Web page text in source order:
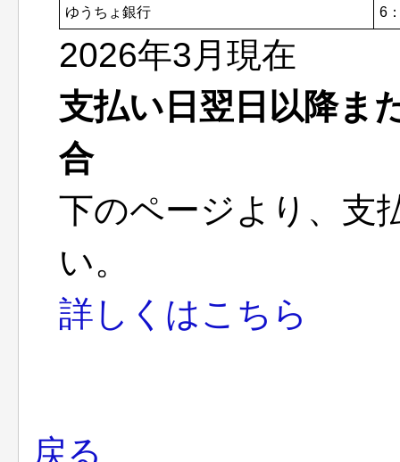
ゆうちょ銀行 6
2026年3月現在
支払い日翌日以降ま
合
下のページより、支
い。
詳しくはこちら
戻る